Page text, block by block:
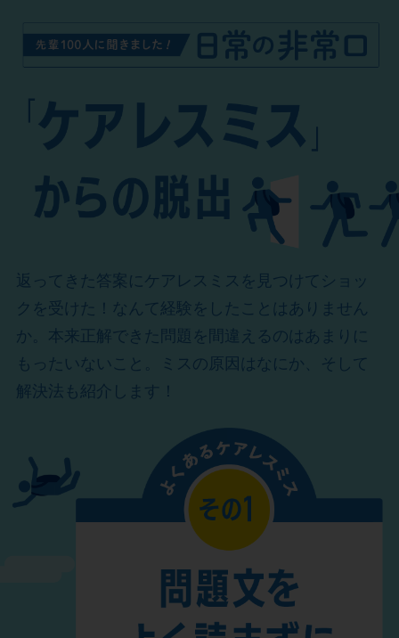
返ってきた答案にケアレスミスを見つけてショッ
クを受けた！なんて経験をしたことはありません
か。本来正解できた問題を間違えるのはあまりに
もったいないこと。ミスの原因はなにか、そして
解決法も紹介します！